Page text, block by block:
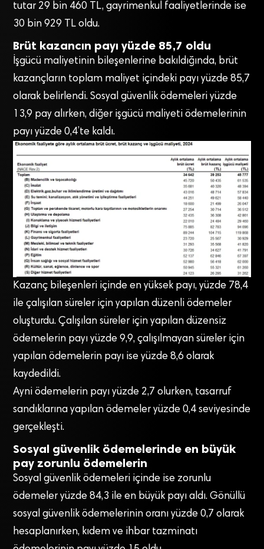
tutar 29 bin 460 TL, gayrimenkul faaliyetlerinde ise
30 bin 929 TL oldu.
Brüt kazancın payı yüzde 85,7 oldu
İşgücü maliyetinin bileşenlerine bakıldığında, brüt
kazançların toplam maliyet içindeki payı yüzde 85,7
olarak belirlendi. Sosyal güvenlik ödemeleri yüzde
13,9 pay alırken, diğer işgücü maliyeti ödemelerinin
payı yüzde 0,4’te kaldı.
Kazanç bileşenleri içinde en yüksek payı, yüzde 78,4
ile çalışılan süreler için yapılan düzenli ödemeler
oluşturdu. Çalışılan süreler için yapılan düzensiz
ödemelerin payı yüzde 9,9, çalışılmayan süreler için
yapılan ödemelerin payı ise yüzde 8,6 olarak
kaydedildi.
Ayni ödemelerin payı yüzde 2,7 olurken, tasarruf
sandıklarına yapılan ödemeler yüzde 0,4 seviyesinde
gerçekleşti.
Sosyal güvenlik ödemelerinde en büyük
pay zorunlu ödemelerin
Sosyal güvenlik ödemeleri içinde ise zorunlu
ödemeler yüzde 84,3 ile en büyük payı aldı. Gönüllü
sosyal güvenlik ödemelerinin oranı yüzde 0,7 olarak
hesaplanırken, kıdem ve ihbar tazminatı